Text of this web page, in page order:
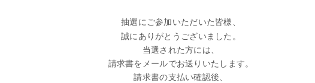
抽選にご参加いただいた皆様、
誠にありがとうございました。
当選された方には、
請求書をメールでお送りいたします。
請求書の支払い確認後、